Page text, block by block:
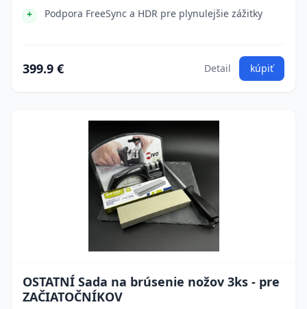
Podpora FreeSync a HDR pre plynulejšie zážitky
399.9 € Detail kúpiť
OSTATNÍ Sada na brúsenie nožov 3ks - pre
ZAČIATOČNÍKOV